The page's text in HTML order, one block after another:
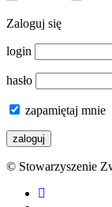
Zaloguj się
login
hasło
zapamiętaj mnie
© Stowarzyszenie
facebook